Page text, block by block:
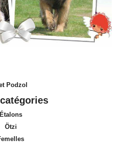
Podzol
Étalons
Ötzi